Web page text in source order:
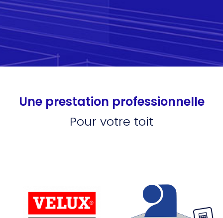
Une prestation professionnelle
Pour votre toit